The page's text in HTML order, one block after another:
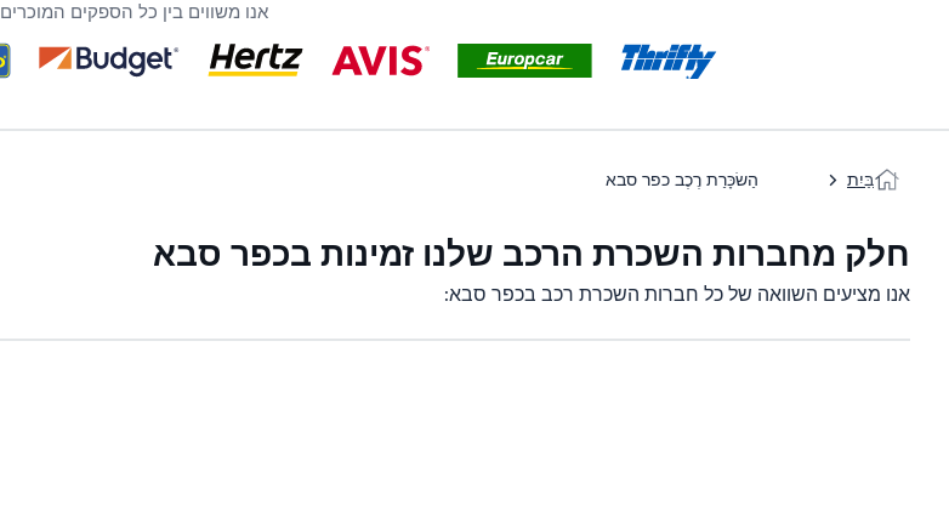
אנו משווים בין כל הספקים המוכרים
בַּיִת הַשׂכָּרַת רֶכֶב כפר סבא
חלק מחברות השכרת הרכב שלנו זמינות בכפר סבא
אנו מציעים השוואה של כל חברות השכרת רכב בכפר סבא: